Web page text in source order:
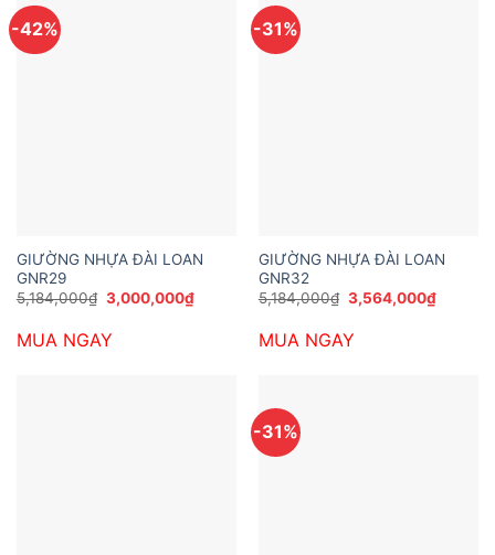
-42%
GIƯỜNG NHỰA ĐÀI LOAN
GNR29
5,184,000₫ Giá
gốc
5,184,000₫.
3,000,000₫Giá
hiện
MUA NGAY
-31%
GIƯỜNG NHỰA ĐÀI LOAN
GNR32
5,184,000₫ Giá
gốc
5,184,000₫.
3,564,000₫Giá
hiện
MUA NGAY
-31%